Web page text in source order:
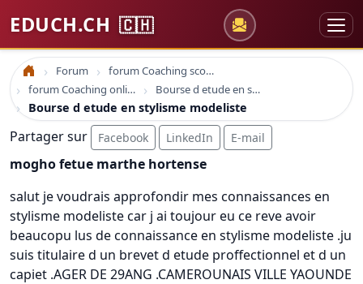
EDUCH.CH 🇨🇭
Accueil Forum
forum Coaching scolaire
forum Coaching online formation professionelle emploi education
Bourse d etude en stylisme modeliste
Bourse d etude en stylisme modeliste
Partager sur Facebook LinkedIn E-mail
mogho fetue marthe hortense
salut je voudrais approfondir mes connaissances en
stylisme modeliste car j ai toujour eu ce reve avoir
beaucopu lus de connaissance en stylisme modeliste .ju
suis titulaire d un brevet d etude proffectionnel et d un
capiet .AGER DE 29ANG .CAMEROUNAIS VILLE YAOUNDE